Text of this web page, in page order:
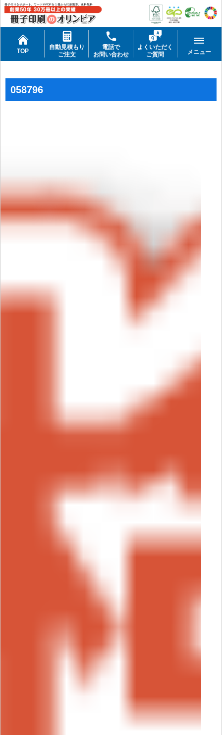
冊子作りをサポート。ワードやPDFを１冊から印刷製本。送料無料
TOP
自動見積もり
ご注文
電話で
お問い合わせ
よくいただく
ご質問
メニュー
058796